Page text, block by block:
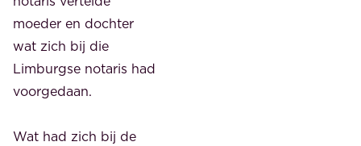
moeder en dochter
wat zich bij die
Limburgse notaris had
voorgedaan.
Wat had zich bij de